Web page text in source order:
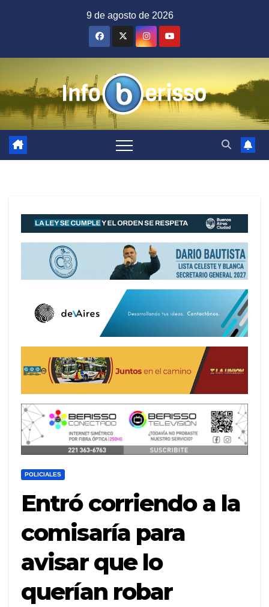
9 de agosto de 2026
POLICIALES
Entró corriendo a la
comisaría para
avisar que lo
querían robar